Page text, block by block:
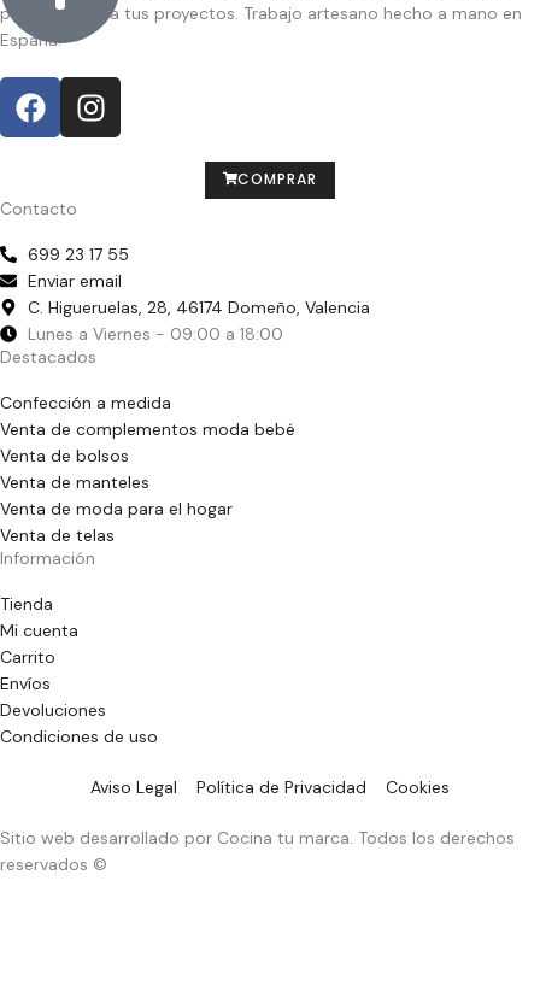
para dar vida a tus proyectos. Trabajo artesano hecho a mano en
España.
COMPRAR
Contacto
699 23 17 55
Enviar email
C. Higueruelas, 28, 46174 Domeño, Valencia
Lunes a Viernes - 09:00 a 18:00
Destacados
Confección a medida
Venta de complementos moda bebé
Venta de bolsos
Venta de manteles
Venta de moda para el hogar
Venta de telas
Información
Tienda
Mi cuenta
Carrito
Envíos
Devoluciones
Condiciones de uso
Aviso Legal Política de Privacidad Cookies
Sitio web desarrollado por Cocina tu marca. Todos los derechos
reservados ©